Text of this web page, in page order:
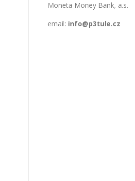
Moneta Money Bank, a.s.
email: info@p3tule.cz